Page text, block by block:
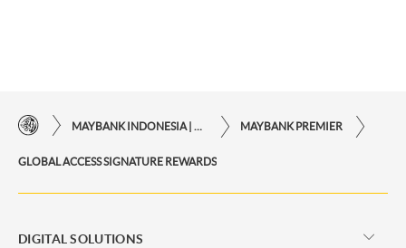
MAYBANK INDONESIA | KEMUDAHAN TRANSAKSI FINANSIAL DI UJUNG JARI ANDA MAYBANK PREMIER
GLOBAL ACCESS SIGNATURE REWARDS
DIGITAL SOLUTIONS